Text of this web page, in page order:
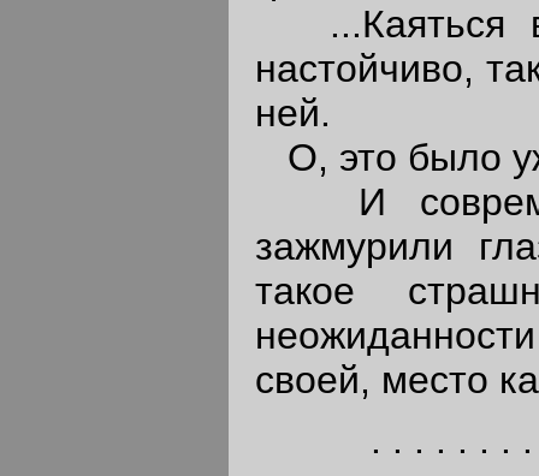
...Каяться в
настойчиво,
ней.
О, это было
И
зажмурили
такое
своей, место
. . . . . . .